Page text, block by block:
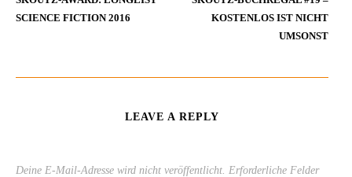
SCIENCE FICTION 2016
KOSTENLOS IST NICHT
UMSONST
LEAVE A REPLY
Deine E-Mail-Adresse wird nicht veröffentlicht. Erforderliche Felder